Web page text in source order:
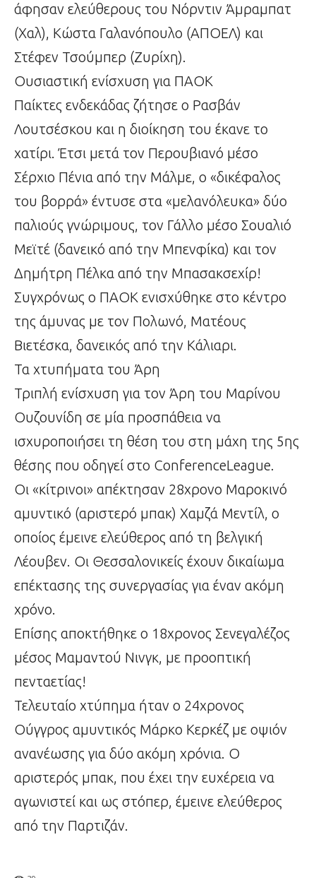
άφησαν ελεύθερους του Νόρντιν Άμραμπατ
(Χαλ), Κώστα Γαλανόπουλο (ΑΠΟΕΛ) και
Στέφεν Τσούμπερ (Ζυρίχη).
Ουσιαστική ενίσχυση για ΠΑΟΚ
Παίκτες ενδεκάδας ζήτησε ο Ρασβάν
Λουτσέσκου και η διοίκηση του έκανε το
χατίρι. Έτσι μετά τον Περουβιανό μέσο
Σέρχιο Πένια από την Μάλμε, ο «δικέφαλος
του βορρά» έντυσε στα «μελανόλευκα» δύο
παλιούς γνώριμους, τον Γάλλο μέσο Σουαλιό
Μεϊτέ (δανεικό από την Μπενφίκα) και τον
Δημήτρη Πέλκα από την Μπασακσεχίρ!
Συγχρόνως ο ΠΑΟΚ ενισχύθηκε στο κέντρο
της άμυνας με τον Πολωνό, Ματέους
Βιετέσκα, δανεικός από την Κάλιαρι.
Τα χτυπήματα του Άρη
Τριπλή ενίσχυση για τον Άρη του Μαρίνου
Ουζουνίδη σε μία προσπάθεια να
ισχυροποιήσει τη θέση του στη μάχη της 5ης
θέσης που οδηγεί στο ConferenceLeague.
Οι «κίτρινοι» απέκτησαν 28χρονο Μαροκινό
αμυντικό (αριστερό μπακ) Χαμζά Μεντίλ, ο
οποίος έμεινε ελεύθερος από τη βελγική
Λέουβεν. Οι Θεσσαλονικείς έχουν δικαίωμα
επέκτασης της συνεργασίας για έναν ακόμη
χρόνο.
Επίσης αποκτήθηκε ο 18χρονος Σενεγαλέζος
μέσος Μαμαντού Νινγκ, με προοπτική
πενταετίας!
Τελευταίο χτύπημα ήταν ο 24χρονος
Ούγγρος αμυντικός Μάρκο Κερκέζ με οψιόν
ανανέωσης για δύο ακόμη χρόνια. Ο
αριστερός μπακ, που έχει την ευχέρεια να
αγωνιστεί και ως στόπερ, έμεινε ελεύθερος
από την Παρτιζάν.